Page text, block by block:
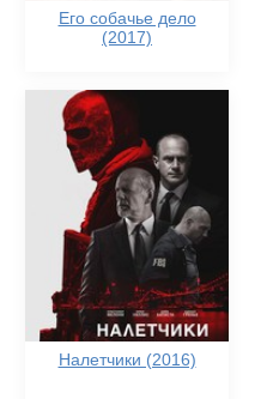
Его собачье дело
(2017)
Налетчики (2016)